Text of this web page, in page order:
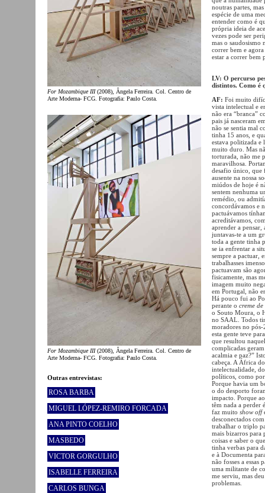
For Mozambique III(2008), Ângela Ferreira. Col. Centro de
Arte Moderna- FCG. Fotografia: Paulo Costa.
For Mozambique III(2008), Ângela Ferreira. Col. Centro de
Arte Moderna- FCG. Fotografia: Paulo Costa.
Outras entrevistas:
ROSA BARBA
MIGUEL LÓPEZ-REMIRO FORCADA
ANA PINTO COELHO
MASBEDO
VICTOR GORGULHO
ISABELLE FERREIRA
CARLOS BUNGA
noutras partes,
espécie de uma
entender como é
própria ideia de
vezes pode ser
mas o saudosismo
correr bem e
estar a correr bem
LV: O percurso
distintos. Como é
AF: Foi muito
vista intelectual e
não era “branca”
pais já nasceram
não se sentia mal
tinha 15 anos, e
estava politizada e
muito duro. Mas
torturada, não me
maravilhosa.
desafio único, que
ausente na nossa
miúdos de hoje é
sentem nenhuma
remédio, ou
concordávamos e
pactuávamos
acreditávamos,
aprender a pensar,
juntavas-te a um
toda a gente tinha
se ia enfrentar a
sempre a pactuar,
trabalhasses
pactuavam são
fisicamente, mas
imagem muito
em Portugal, não
Há pouco fui ao
perante o creme
o Souto Moura, o
no SAAL. Todos
moradores no
esta gente teve
que resultou
complicadas
acalmia e paz?”
cabeça. A África
intelectualidade,
políticos, como
Porque havia um
o do desporto
impacto. Porque
têm nada a perder
faz muito show off
desconectados
trabalhar o triplo
mais bizarros para
coisas e saber o
tinha verbas para
e à Documenta
não fosses a essas
uma militante de
me serviu, mas
problemas.